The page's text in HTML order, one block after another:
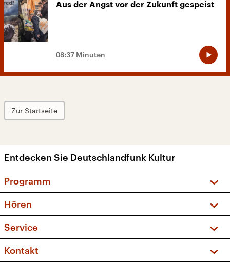
Aus der Angst vor der Zukunft gespeist
08:37 Minuten
Zur Startseite
Entdecken Sie Deutschlandfunk Kultur
Programm
Sendungen und Podcasts
Musikliste
Kakadu – Das Kinderprogramm
Hören
Frequenzen (UKW + DAB+)
Service
FAQ
Apps
Kontakt